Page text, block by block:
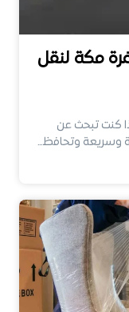
مكة لنقل
عفش بمكة 0555899396 ، إذا كنت تبحث عن
وسريعة وتحافظ…